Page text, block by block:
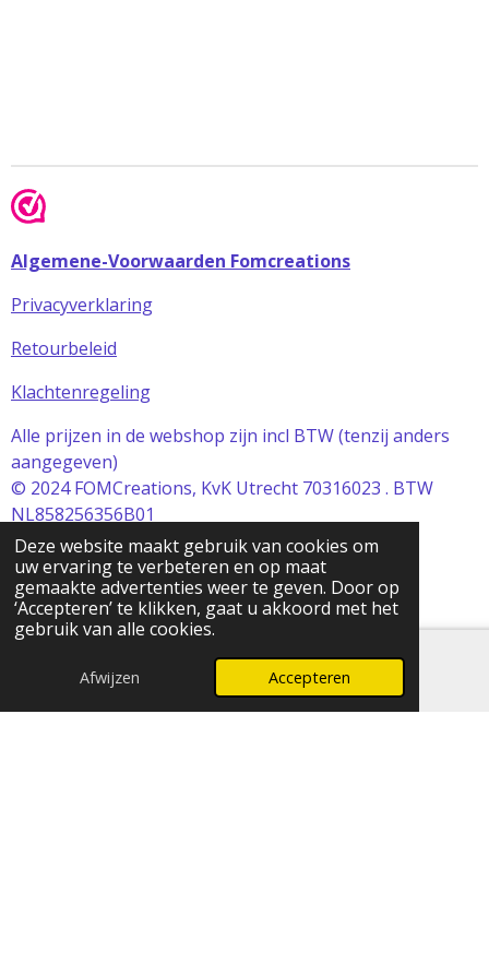
Deze website maakt gebruik van cookies om
uw ervaring te verbeteren en op maat
gemaakte advertenties weer te geven. Door op
‘Accepteren’ te klikken, gaat u akkoord met het
gebruik van alle cookies.
Afwijzen Accepteren
Algemene-Voorwaarden Fomcreations
Privacyverklaring
Retourbeleid
Klachtenregeling
Alle prijzen in de webshop zijn incl BTW (tenzij anders
aangegeven)
© 2024 FOMCreations, KvK Utrecht 70316023 . BTW
NL858256356B01
Powered byJouwWeb
E-mailadres